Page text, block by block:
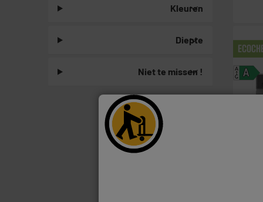
Kleuren
Diepte
Niet te missen ! A
A
G